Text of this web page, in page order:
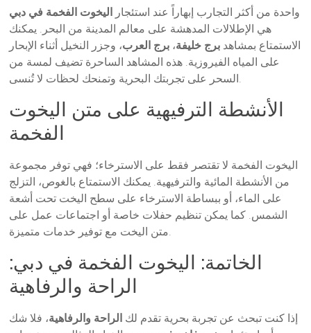
واحدة من أكثر التجارب إبهاراً عند استئجار اليخوت الفخمة في دبي
هي الإطلالات المدهشة على معالم المدينة من البحر. يمكنك
الاستمتاع بمشاهد برج خليفة، برج العرب، وجزر النخيل أثناء الإبحار
على المياه الفيروزية. هذه المشاهد الساحرة تضيف لمسة من
السحر على تجربتك البحرية وتمنحك لحظات لا تُنسى.
الأنشطة الترفيهية على متن اليخوت
الفخمة
اليخوت الفخمة لا تقتصر فقط على الاسترخاء؛ فهي توفر مجموعة
من الأنشطة المائية والترفيهية. يمكنك الاستمتاع بالغوص، التزلج
على الماء، أو ببساطة الاسترخاء على سطح اليخت تحت أشعة
الشمس. كما يمكن تنظيم حفلات خاصة أو اجتماعات عمل على
متن اليخت مع توفير خدمات متميزة.
الخاتمة: اليخوت الفخمة في دبي:
الراحة والرفاهية
إذا كنت تبحث عن تجربة بحرية تقدم لك الراحة والرفاهية، فلا شك